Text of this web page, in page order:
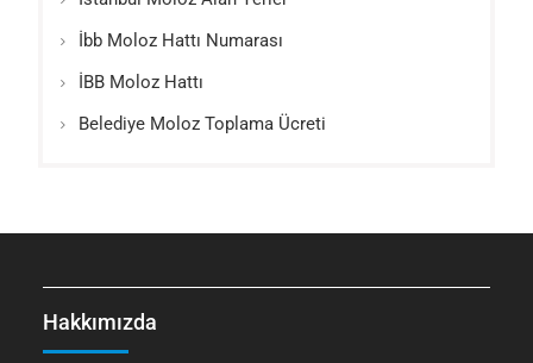
İbb Moloz Hattı Numarası
İBB Moloz Hattı
Belediye Moloz Toplama Ücreti
Hakkımızda